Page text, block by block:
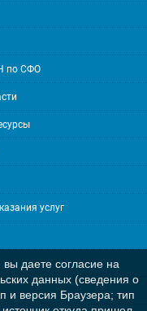
по СФО
услуг
даете согласие на
данных (сведения о
и версия Браузера; тип